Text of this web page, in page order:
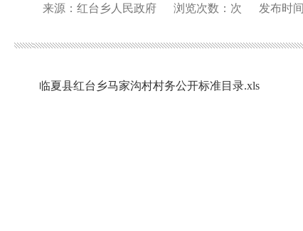
来源：红台乡人民政府 浏览次数： 次 发布时间
临夏县红台乡马家沟村村务公开标准目录.xls